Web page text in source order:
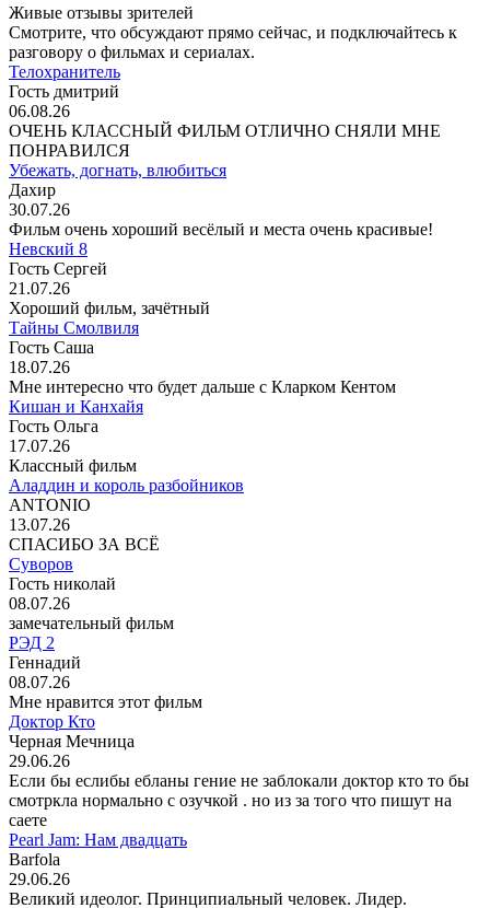
Живые отзывы зрителей
Смотрите, что обсуждают прямо сейчас, и подключайтесь к
разговору о фильмах и сериалах.
Телохранитель
Гость дмитрий
06.08.26
ОЧЕНЬ КЛАССНЫЙ ФИЛЬМ ОТЛИЧНО СНЯЛИ МНЕ
ПОНРАВИЛСЯ
Убежать, догнать, влюбиться
Дахир
30.07.26
Фильм очень хороший весёлый и места очень красивые!
Невский 8
Гость Сергей
21.07.26
Хороший фильм, зачётный
Тайны Смолвиля
Гость Саша
18.07.26
Мне интересно что будет дальше с Кларком Кентом
Кишан и Канхайя
Гость Ольга
17.07.26
Классный фильм
Аладдин и король разбойников
ANTONIO
13.07.26
СПАСИБО ЗА ВСЁ
Суворов
Гость николай
08.07.26
замечательный фильм
РЭД 2
Геннадий
08.07.26
Мне нравится этот фильм
Доктор Кто
Черная Мечница
29.06.26
Если бы еслибы ебланы гение не заблокали доктор кто то бы
смотркла нормально с озучкой . но из за того что пишут на
саете
Pearl Jam: Нам двадцать
Barfola
29.06.26
Великий идеолог. Принципиальный человек. Лидер.